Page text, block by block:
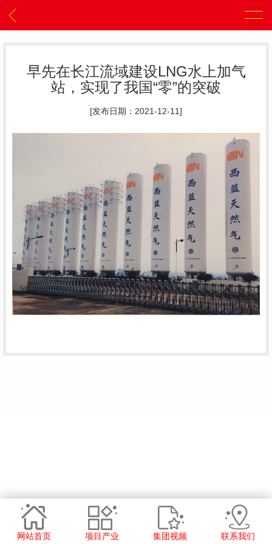
早先在长江流域建设LNG水上加气
站，实现了我国“零”的突破
[发布日期：2021-12-11]
网站首页 项目产业 集团视频 联系我们